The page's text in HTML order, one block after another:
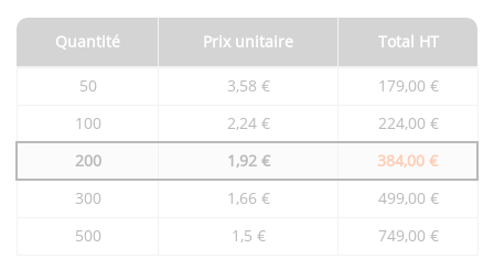
fonction
la
quantité
Quantité Prix unitaire Total HT
50 3,58 €
179,00 €
100
2,24 €
224,00 €
200
1,92 €
384,00 €
300
1,66 €
499,00 €
500
1,5 € 749,00 €